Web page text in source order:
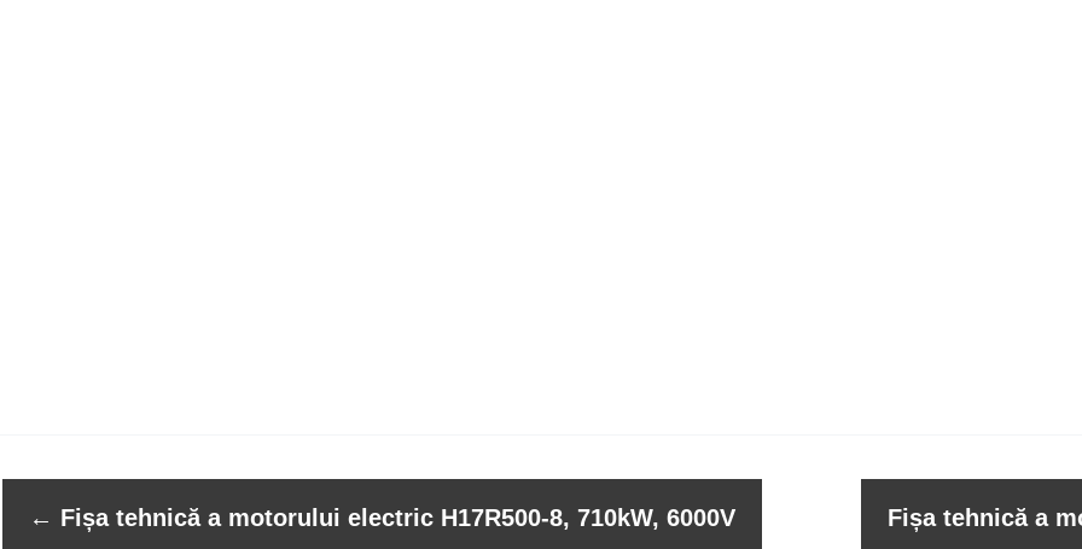
← Fișa tehnică a motorului electric H17R500-8, 710kW, 6000V Fișa tehnică a